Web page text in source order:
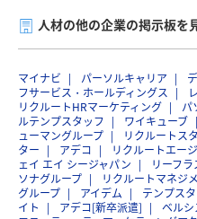
人材の他の企業の掲示板を
マイナビ パーソルキャリア
フサービス・ホールディングス
リクルートHRマーケティング
パ
ルテンプスタッフ
ワイキューブ
ューマングループ
リクルートス
ター
アデコ リクルートエー
ェイ エイ シージャパン
リーフラ
ソナグループ
リクルートマネジ
グループ
アイデム テンプス
イト
アデコ[新卒派遣] ベル